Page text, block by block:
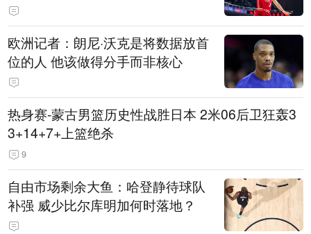
欧洲记者：朗尼·沃克是将数据放首
位的人 他该做得分手而非核心
热身赛-蒙古男篮历史性战胜日本 2米06后卫狂轰3
3+14+7+上篮绝杀
9
自由市场剩余大鱼：哈登静待球队
补强 威少比尔库明加何时落地？